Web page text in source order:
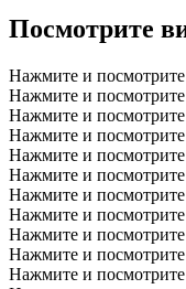
Посмотрите
Нажмите и посмотрите
Нажмите и посмотрите
Нажмите и посмотрите
Нажмите и посмотрите
Нажмите и посмотрите
Нажмите и посмотрите
Нажмите и посмотрите
Нажмите и посмотрите
Нажмите и посмотрите
Нажмите и посмотрите
Нажмите и посмотрите